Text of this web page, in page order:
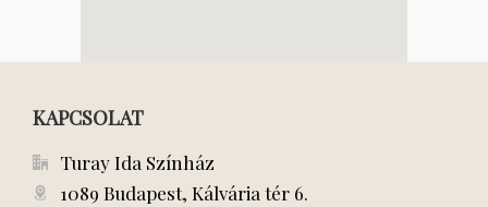
KAPCSOLAT
Turay Ida Színház
1089 Budapest, Kálvária tér 6.